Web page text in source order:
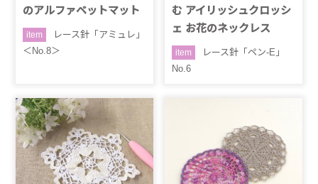
のアルファベットマット
item
レース針「アミュレ」
＜No.8＞
む アイリッシュクロッシ
ェ お花のネックレス
item
レース針「ペン-E」
No.6